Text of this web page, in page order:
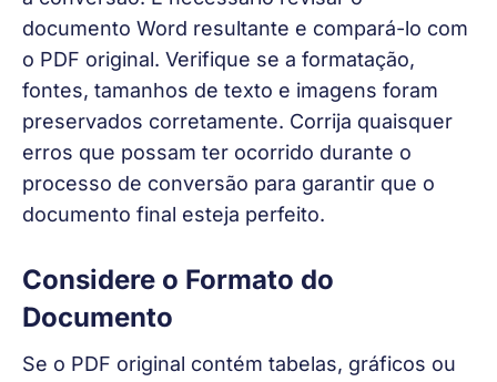
documento Word resultante e compará-lo com
o PDF original. Verifique se a formatação,
fontes, tamanhos de texto e imagens foram
preservados corretamente. Corrija quaisquer
erros que possam ter ocorrido durante o
processo de conversão para garantir que o
documento final esteja perfeito.
Considere o Formato do
Documento
Se o PDF original contém tabelas, gráficos ou